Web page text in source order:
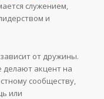
служением,
и
от дружины.
делают акцент на
сообществу,
или